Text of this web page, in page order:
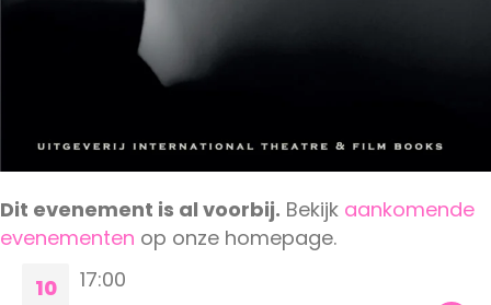
Dit evenement is al voorbij. Bekijk aankomende
evenementen op onze homepage.
10
17:00